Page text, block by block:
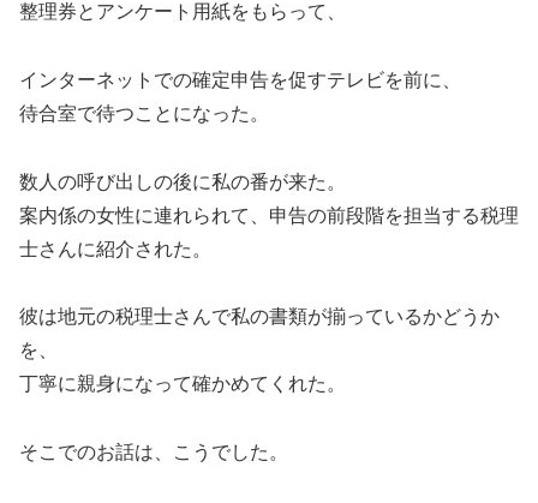
整理券とアンケート用紙をもらって、
インターネットでの確定申告を促すテレビを前に、
待合室で待つことになった。
数人の呼び出しの後に私の番が来た。
案内係の女性に連れられて、申告の前段階を担当する税理
士さんに紹介された。
彼は地元の税理士さんで私の書類が揃っているかどうか
を、
丁寧に親身になって確かめてくれた。
そこでのお話は、こうでした。